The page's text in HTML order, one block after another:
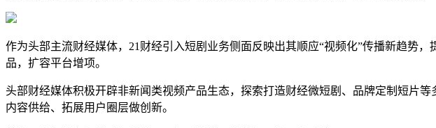
作为头部主流财经媒体，21财经引入短剧业务侧面反映出其顺应“视频化”传播新趋势，
品，扩容平台增项。
头部财经媒体积极开辟非新闻类视频产品生态，探索打造财经微短剧、品牌定制短片
内容供给、拓展用户圈层做创新。